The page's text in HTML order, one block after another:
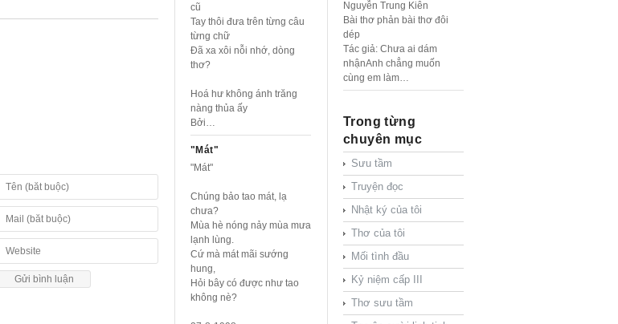
cũ
Tay thôi đưa trên từng câu
từng chữ
Đã xa xôi nỗi nhớ, dòng
thơ?
Hoá hư không ánh trăng
nàng thủa ấy
Bởi…
"Mát"
"Mát"
Chúng bảo tao mát, lạ
chưa?
Mùa hè nóng nảy mùa mưa
lạnh lùng.
Cứ mà mát mãi sướng
hung,
Hỏi bây có được như tao
không nè?
Nguyễn Trung Kiên
Bài thơ phản bài thơ đôi
dép
Tác giả: Chưa ai dám
nhậnAnh chẳng muốn
cùng em làm…
Trong từng
chuyên mục
Sưu tầm
Truyện đọc
Nhật ký của tôi
Thơ của tôi
Mối tình đầu
Kỷ niệm cấp III
Thơ sưu tầm